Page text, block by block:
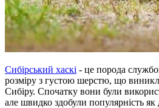
Сибірський хаскі - це порода
розміру з густою шерстю, що
Сибіру. Спочатку вони були
але швидко здобули популярність